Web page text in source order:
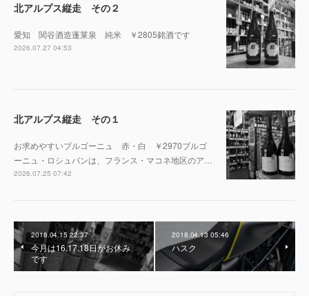
北アルプス縦走 その２
愛知 関谷酒造蓬莱泉 純米 ￥2805銘酒です
2026.07.27 04:53
北アルプス縦走 その１
お求めやすいブルゴーニュ 赤・白 ￥2970ブルゴ
ーニュ・ロシュバンは、フランス・マコネ地区のア…
2026.07.25 07:42
2018.04.15 22:37
今月は16.17.18日がお休み
です
2018.04.13 05:46
ハスク